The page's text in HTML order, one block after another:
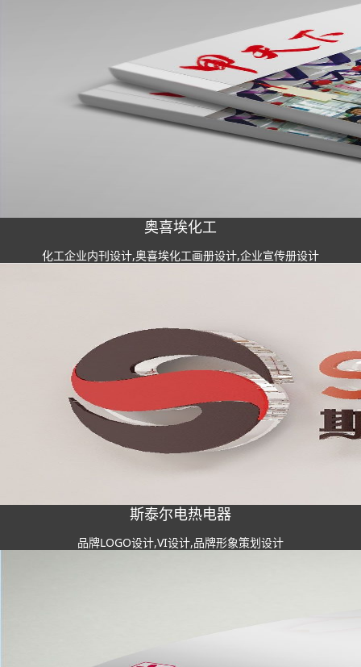
奥喜埃化工
化工企业内刊设计,奥喜埃化工画册设计,企业宣传册设计
斯泰尔电热电器
品牌LOGO设计,VI设计,品牌形象策划设计